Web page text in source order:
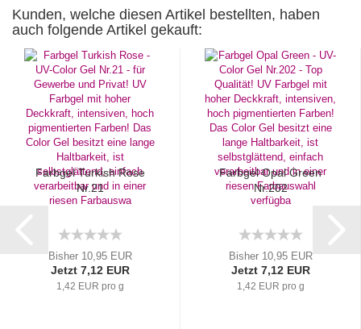
Kunden, welche diesen Artikel bestellten, haben
auch folgende Artikel gekauft:
Farbgel Turkish Rose
Nr.21
Bisher 10,95 EUR
Jetzt 7,12 EUR
1,42 EUR pro g
Farbgel Opal Green
Nr.202
Bisher 10,95 EUR
Jetzt 7,12 EUR
1,42 EUR pro g